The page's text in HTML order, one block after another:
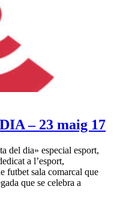
– 23 maig 17
del dia» especial esport,
a l’esport,
futbet sala comarcal que
que se celebra a